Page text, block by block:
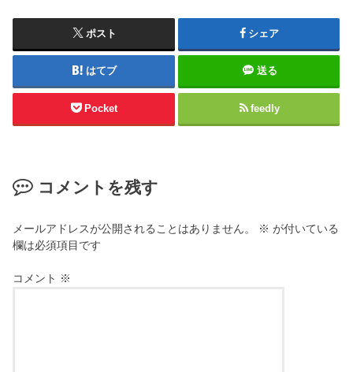
ポスト シェア
はてブ 送る
Pocket feedly
コメントを残す
メールアドレスが公開されることはありません。 ※ が付いている
欄は必須項目です
コメント ※